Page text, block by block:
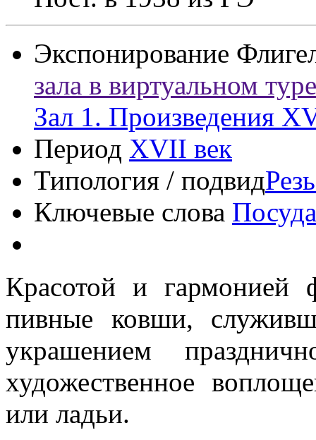
Экспонирование
зала в виртуальном туре
Зал 1. Произведения
Период XVII век
Типология / подвид
Ключевые слова Посуда
Красотой и гармонией
пивные ковши,
украшением
художественное
или ладьи.